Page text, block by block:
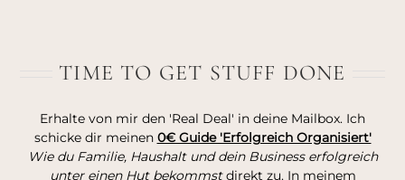
TIME TO GET STUFF DONE
Erhalte von mir den 'Real Deal' in deine Mailbox. Ich
schicke dir meinen 0€ Guide 'Erfolgreich Organisiert'
Wie du Familie, Haushalt und dein Business erfolgreich
unter einen Hut bekommstdirekt zu. In meinem